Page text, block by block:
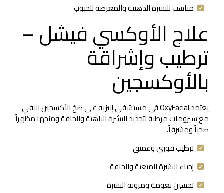
مناسب للبشرة الدهنية والمعرضة للحبوب
علاج الأوكسي فيشل –
ترطيب وإشراقة
بالأوكسجين
يعتمد OxyFacial في مستشفى إليزيه على ضخ الأكسجين النقي
مع سيرومات مرطبة لتجديد البشرة الباهتة والجافة ومنحها مظهراً
صحياً ومشرقاً.
ترطيب فوري وعميق
إحياء البشرة المتعبة والجافة
تحسين نعومة ومرونة البشرة